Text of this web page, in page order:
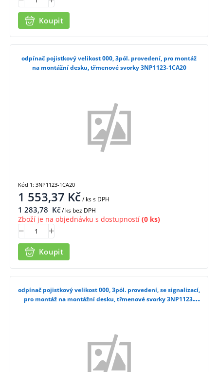
Koupit
odpínač pojistkový velikost 000, 3pól. provedení, pro montáž
na montážní desku, třmenové svorky 3NP1123-1CA20
1 553,37 Kč/ kss DPH
1 283,78 Kč/ ks bez DPH
Zboží je na objednávku s dostupností (0 ks)
Koupit
Kód 1: 3NP1123-1CA20
odpínač pojistkový velikost 000, 3pól. provedení, se signalizací,
pro montáž na montážní desku, třmenové svorky 3NP1123-